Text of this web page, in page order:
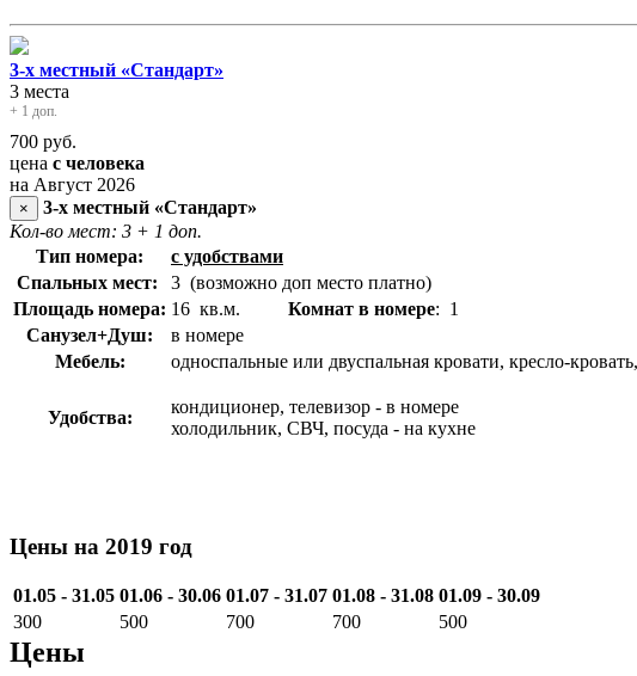
3-х местный «Стандарт»
3 места
+ 1 доп.
700 руб.
цена с человека
на Август 2026
×
3-х местный «Стандарт»
Кол-во мест: 3 + 1 доп.
Тип номера:
с удобствами
Спальных мест:
3 (возможно доп место платно)
Площадь номера: 16 кв.м. Комнат в номере: 1
Санузел+Душ:
в номере
Мебель:
односпальные или двуспальная кровати, кресло-
Удобства:
кондиционер, телевизор - в номере
холодильник, СВЧ, посуда - на кухне
Цены на 2019 год
01.05 - 31.05 01.06 - 30.06 01.07 - 31.07 01.08 - 31.08 01.09 - 30.09
300
500 700 700 500
Цены